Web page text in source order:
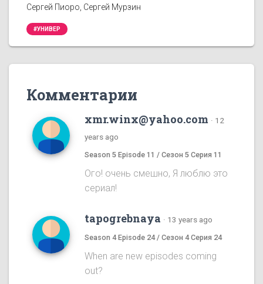
Сергей Пиоро, Сергей Мурзин
#УНИВЕР
Комментарии
xmr.winx@yahoo.com · 12
years ago
Season 5 Episode 11 / Сезон 5 Серия 11
Ого! очень смешно, Я люблю это
сериал!
tapogrebnaya · 13 years ago
Season 4 Episode 24 / Сезон 4 Серия 24
When are new episodes coming
out?